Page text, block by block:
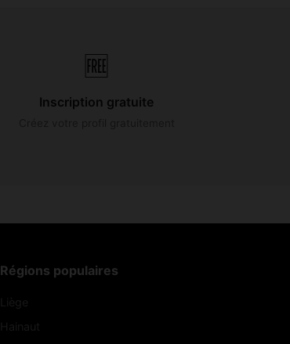
🆓
Inscription gratuite
Régions populaires